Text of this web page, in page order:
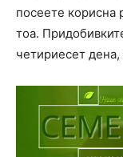
посеете корисна
тоа.
четириесет дена,